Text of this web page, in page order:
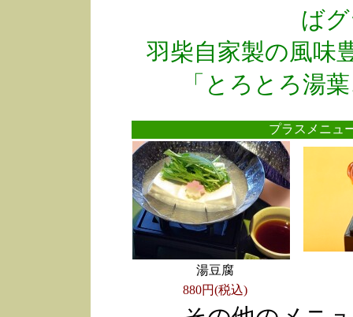
ば
羽柴自家製の風味
「とろとろ湯
プラスメニ
湯豆腐
880円(税込)